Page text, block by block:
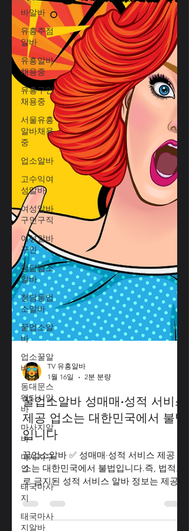
바알바
유흥주점
알바
유흥알바
채용중
유흥구인
채용중
서울유흥
알바채용
중
업소알바
고수익여
성알바
여성알바
구인구직
여성알바
구인
청담업소
알바
청담동업
소알바
꿀업소알
바
업소꿀알
바
동대문스
웨디시알
바
마사지알
바
마사지구
인
태국마사
지
태국마사
지알바
TV 유흥알바
1월 16일
2분 분량
꿀업소알바 성매매·성적 서비스
제공 업소는 대한민국에서 불법
입니다
꿀업소알바 ✅ 성매매·성적 서비스 제공 업
소는 대한민국에서 불법입니다.즉, 법적으
로 금지된 성적 서비스 알바 정보는 제공할
수 없습니다. ✅ 내가 도와줄 수 있는 내용